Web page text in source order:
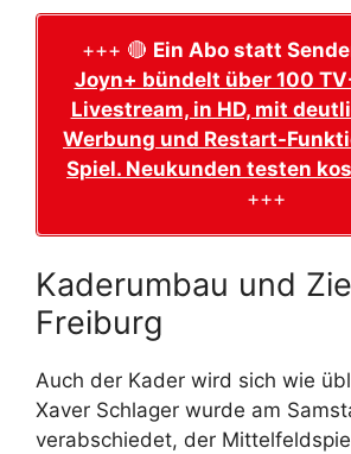
+++ 🔴 Ein Abo statt
Joyn+ bündelt über 100
Livestream, in HD, mit
Werbung und Restart-
Spiel. Neukunden testen
+++
Kaderumbau und
Freiburg
Auch der Kader wird sich wie
Xaver Schlager wurde am
verabschiedet, der